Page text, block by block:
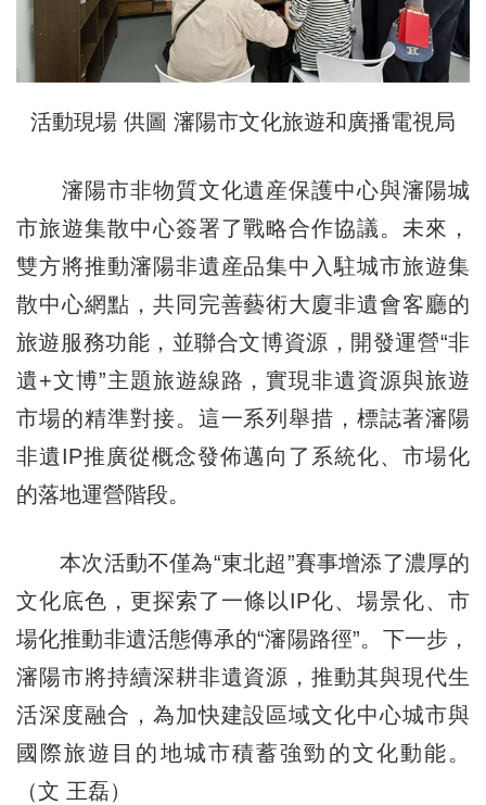
活動現場 供圖 瀋陽市文化旅遊和廣播電視局
瀋陽市非物質文化遺産保護中心與瀋陽城
市旅遊集散中心簽署了戰略合作協議。未來，
雙方將推動瀋陽非遺産品集中入駐城市旅遊集
散中心網點，共同完善藝術大廈非遺會客廳的
旅遊服務功能，並聯合文博資源，開發運營“非
遺+文博”主題旅遊線路，實現非遺資源與旅遊
市場的精準對接。這一系列舉措，標誌著瀋陽
非遺IP推廣從概念發佈邁向了系統化、市場化
的落地運營階段。
本次活動不僅為“東北超”賽事增添了濃厚的
文化底色，更探索了一條以IP化、場景化、市
場化推動非遺活態傳承的“瀋陽路徑”。下一步，
瀋陽市將持續深耕非遺資源，推動其與現代生
活深度融合，為加快建設區域文化中心城市與
國際旅遊目的地城市積蓄強勁的文化動能。
（文 王磊）